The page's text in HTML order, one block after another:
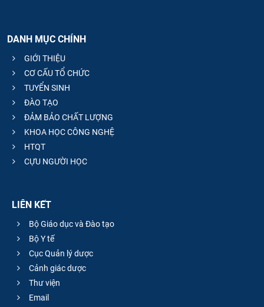
DANH MỤC CHÍNH
GIỚI THIỆU
CƠ CẤU TỔ CHỨC
TUYỂN SINH
ĐÀO TẠO
ĐẢM BẢO CHẤT LƯỢNG
KHOA HỌC CÔNG NGHỆ
HTQT
CỰU NGƯỜI HỌC
LIÊN KẾT
Bộ Giáo dục và Đào tạo
Bộ Y tế
Cục Quản lý dược
Cảnh giác dược
Thư viện
Email